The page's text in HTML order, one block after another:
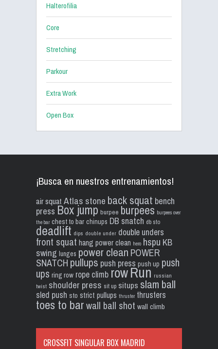
Halterofilia
Core
Stretching
Parkour
Extra Work
Open Box
¡Busca en nuestros entrenamientos!
air squat Atlas stone back squat bench
press Box jump burpee burpees burpees over
the bar chest to bar chinups DB snatch db sto
deadlift dips double under double unders
front squat hang power clean hero hspu KB
swing lunges power clean POWER
SNATCH pullups push press push up push
ups ring row rope climb rowRun russian
twist shoulder press sit up situps slam ball
sled push sto strict pullups thruster thrusters
toes to barwall ball shot wall climb
CROSSFIT SINGULAR BOX MADRID